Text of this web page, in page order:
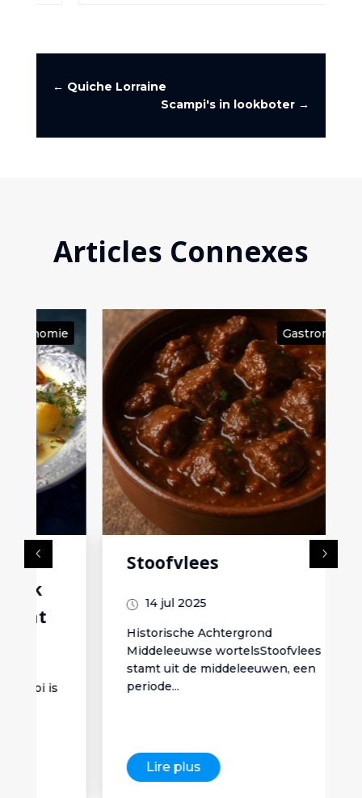
← Quiche Lorraine
Scampi's in lookboter →
Articles Connexes
Gastronomie
Stoofvlees
14 jul 2025
Historische Achtergrond
Middeleeuwse wortelsStoofvlees
stamt uit de middeleeuwen, een
Lire plus